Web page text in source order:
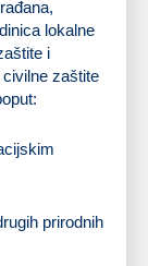
lokalne
i
zaštite
prirodnih